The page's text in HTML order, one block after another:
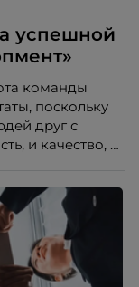
успешной
команды
поскольку
друг с
и качество, и
гибко
они
11
к управлению